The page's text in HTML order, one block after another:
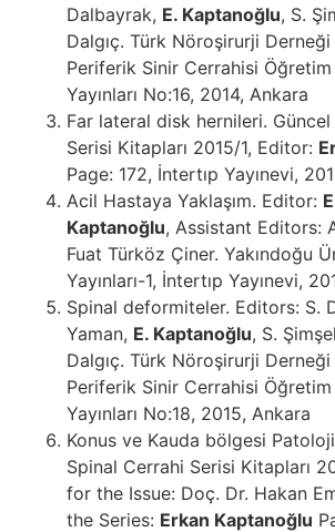
Dalbayrak, E. Kaptanoğlu, S.
Dalgıç. Türk Nöroşirurji
Periferik Sinir Cerrahisi
Yayınları No:16, 2014, Ankara
Far lateral disk hernileri.
Serisi Kitapları 2015/1, Editor:
Page: 172, İntertıp Yayınevi,
Acil Hastaya Yaklaşım. Editor:
Kaptanoğlu, Assistant Editors:
Fuat Türköz Çiner. Yakındoğu
Yayınları-1, İntertıp Yayınevi,
Spinal deformiteler. Editors: S.
Yaman, E. Kaptanoğlu, S.
Dalgıç. Türk Nöroşirurji
Periferik Sinir Cerrahisi
Yayınları No:18, 2015, Ankara
Konus ve Kauda bölgesi
Spinal Cerrahi Serisi Kitapları
for the Issue: Doç. Dr. Hakan
the Series: Erkan Kaptanoğlu